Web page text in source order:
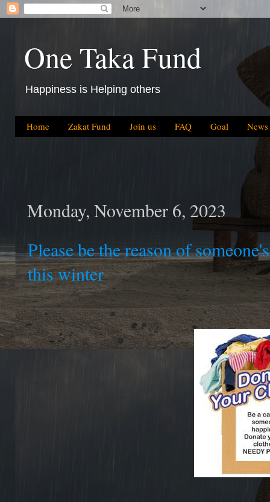
One Taka Fund
Happiness is Helping others
Home Zakat Fund Join us FAQ Goal News
Monday, November 6, 2023
Please be the reason of
this winter